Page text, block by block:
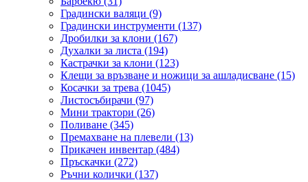
Градински валяци (9)
Градински инструменти (137)
Дробилки за клони (167)
Духалки за листа (194)
Кастрачки за клони (123)
Клещи за връзване и ножици за ашладисване (15)
Косачки за трева (1045)
Листосъбирачи (97)
Мини трактори (26)
Поливане (345)
Премахване на плевели (13)
Прикачен инвентар (484)
Пръскачки (272)
Ръчни колички (137)